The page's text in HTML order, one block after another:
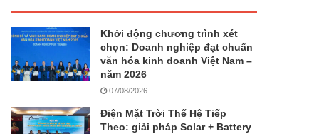
Khởi động chương trình xét
chọn: Doanh nghiệp đạt chuẩn
văn hóa kinh doanh Việt Nam –
năm 2026
07/08/2026
Điện Mặt Trời Thế Hệ Tiếp
Theo: giải pháp Solar + Battery